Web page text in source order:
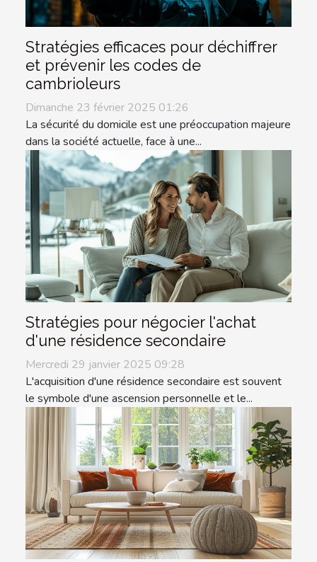
Stratégies efficaces pour déchiffrer
et prévenir les codes de
cambrioleurs
Dimanche 23 février 2025 01:26
La sécurité du domicile est une préoccupation majeure
dans la société actuelle, face à une...
Stratégies pour négocier l'achat
d'une résidence secondaire
Mercredi 29 janvier 2025 09:28
L'acquisition d'une résidence secondaire est souvent
le symbole d'une ascension personnelle et le...